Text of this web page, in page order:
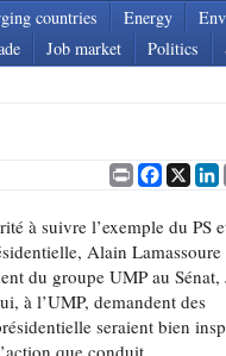
countries Energy
Job market Politics
Print X
à suivre l’exemple du PS
Alain Lamassoure
du groupe UMP au Sénat,
à l’UMP, demandent des
seraient bien
que conduit